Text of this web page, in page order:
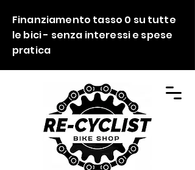
Finanziamento tasso 0 su tutte
le bici - senza interessi e spese
pratica